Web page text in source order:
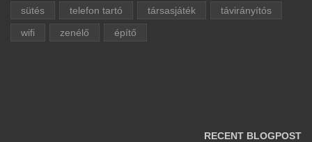
sütés
telefon tartó társasjáték
távirányítós
wifi
zenélő építő
RECENT BLOGPOST